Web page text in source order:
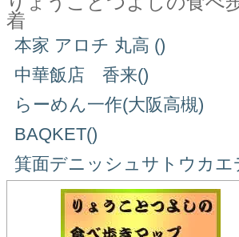
着
本家 アロチ 丸高 ()
中華飯店 香来()
らーめん一作(大阪高槻)
BAQKET()
箕面デニッシュサトウカエ